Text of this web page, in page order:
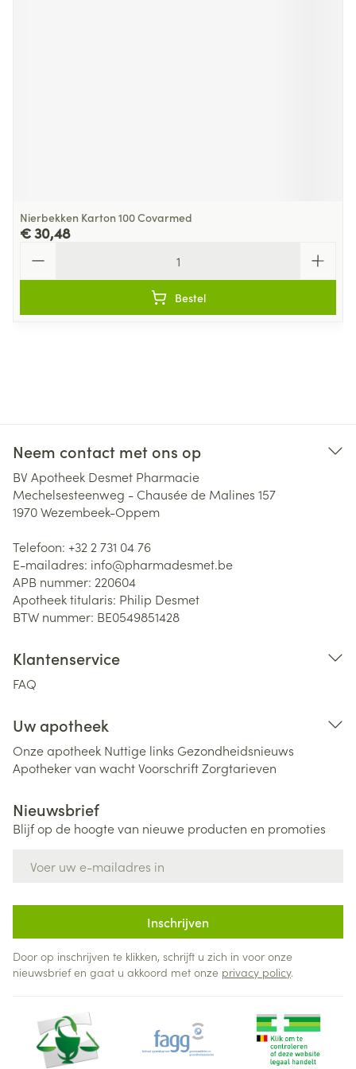
Nierbekken Karton 100 Covarmed
€ 30,48
Bestel
Neem contact met ons op
BV Apotheek Desmet Pharmacie
Mechelsesteenweg - Chausée de Malines 157
1970Wezembeek-Oppem
Telefoon: +32 2 731 04 76
E-mailadres: info@pharmadesmet.be
APB nummer: 220604
Apotheek titularis: Philip Desmet
BTW nummer: BE0549851428
Klantenservice
FAQ
Uw apotheek
Onze apotheek Nuttige links Gezondheidsnieuws
Apotheker van wachtVoorschriftZorgtarieven
Nieuwsbrief
Blijf op de hoogte van nieuwe producten en promoties
Inschrijven
Door op inschrijven te klikken, schrijft u zich in voor onze
nieuwsbrief en gaat u akkoord met onze privacy policy.